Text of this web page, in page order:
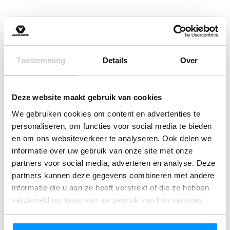
Toestemming Details Over
Deze website maakt gebruik van cookies
We gebruiken cookies om content en advertenties te
personaliseren, om functies voor social media te bieden
en om ons websiteverkeer te analyseren. Ook delen we
informatie over uw gebruik van onze site met onze
partners voor social media, adverteren en analyse. Deze
partners kunnen deze gegevens combineren met andere
informatie die u aan ze heeft verstrekt of die ze hebben
verzameld op basis van uw gebruik van hun services.
Piepgeluid bij vallen van je geliefde kind
Specialist in baby- en kinderproducten
Productinformatie
Omschrijving
Productspecificaties
Ontdek de ultieme bescherming voor
je baby tijdens de eerste stapjes,
kruipavonturen en ontdekkingen met
deVulpes Goods® BabyCare – Baby
Hoofdbeschermers. Deze baby
hoofdbeschermer, ook wel bekend als
baby valkussen, biedt een zachte,
betrouwbare buffer om hoofd- en
rugblessures te voorkomen wanneer
Lees meer